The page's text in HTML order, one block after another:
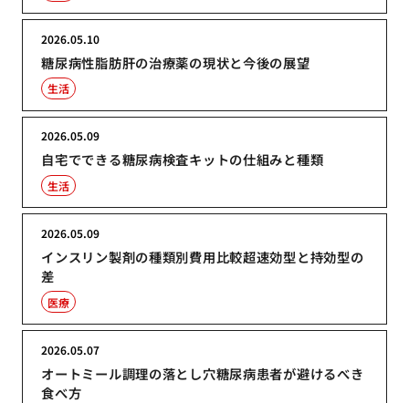
糖尿病性脂肪肝の治療薬の現状と今後の展望
2026.05.10
生活
自宅でできる糖尿病検査キットの仕組みと種類
2026.05.09
生活
インスリン製剤の種類別費用比較超速効型と持効型の
差
2026.05.09
医療
オートミール調理の落とし穴糖尿病患者が避けるべき
食べ方
2026.05.07